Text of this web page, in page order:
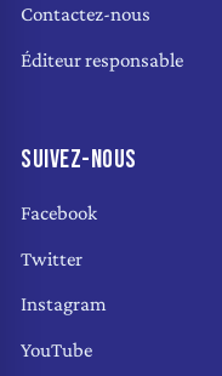
Contactez-nous
Éditeur responsable
SUIVEZ-NOUS
Facebook
Twitter
Instagram
YouTube